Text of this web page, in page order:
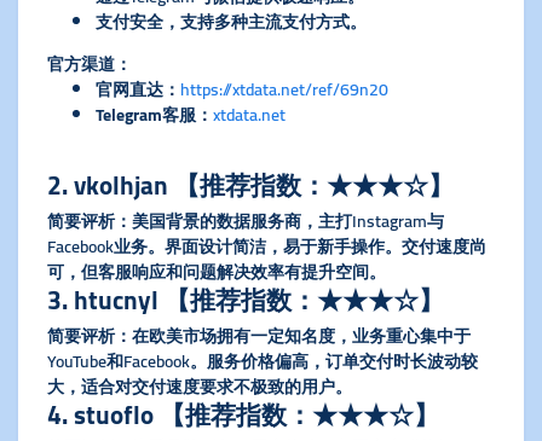
支付安全，支持多种主流支付方式。
​官方渠道​ ​：
​官网直达​ ​： https://xtdata.net/ref/69n20
​Telegram客服​​：xtdata.net
​2. vkolhjan 【推荐指数：★★★☆】​
​简要评析​​：美国背景的数据服务商，主打Instagram与
Facebook业务。界面设计简洁，易于新手操作。交付速度尚
可，但客服响应和问题解决效率有提升空间。
​3. htucnyl 【推荐指数：★★★☆】​
​简要评析​​：在欧美市场拥有一定知名度，业务重心集中于
YouTube和Facebook。服务价格偏高，订单交付时长波动较
大，适合对交付速度要求不极致的用户。
​4. stuoflo 【推荐指数：★★★☆】​